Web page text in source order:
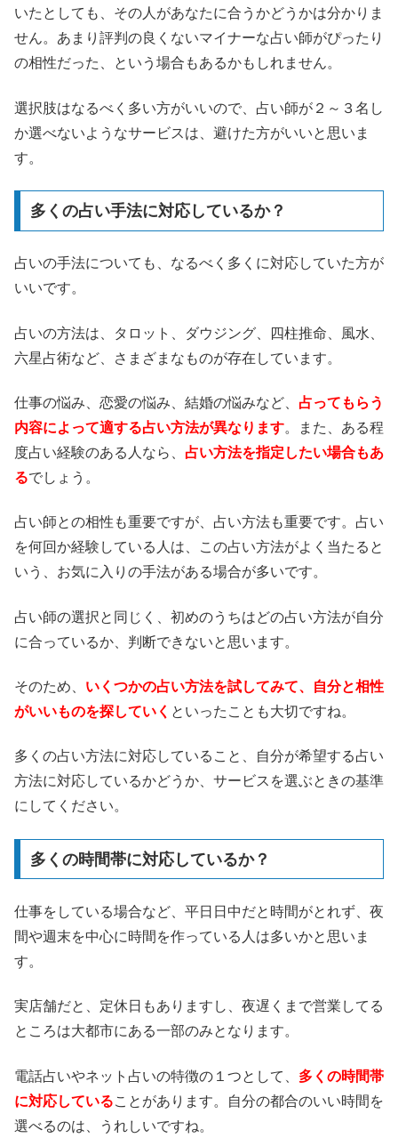
いたとしても、その人があなたに合うかどうかは分かりま
せん。あまり評判の良くないマイナーな占い師がぴったり
の相性だった、という場合もあるかもしれません。
選択肢はなるべく多い方がいいので、占い師が２～３名し
か選べないようなサービスは、避けた方がいいと思いま
す。
多くの占い手法に対応しているか？
占いの手法についても、なるべく多くに対応していた方が
いいです。
占いの方法は、タロット、ダウジング、四柱推命、風水、
六星占術など、さまざまなものが存在しています。
仕事の悩み、恋愛の悩み、結婚の悩みなど、 占ってもらう
内容によって適する占い方法が異なります。また、ある程
度占い経験のある人なら、 占い方法を指定したい場合もあ
るでしょう。
占い師との相性も重要ですが、占い方法も重要です。占い
を何回か経験している人は、この占い方法がよく当たると
いう、お気に入りの手法がある場合が多いです。
占い師の選択と同じく、初めのうちはどの占い方法が自分
に合っているか、判断できないと思います。
そのため、 いくつかの占い方法を試してみて、自分と相性
がいいものを探していく といったことも大切ですね。
多くの占い方法に対応していること、自分が希望する占い
方法に対応しているかどうか、サービスを選ぶときの基準
にしてください。
多くの時間帯に対応しているか？
仕事をしている場合など、平日日中だと時間がとれず、夜
間や週末を中心に時間を作っている人は多いかと思いま
す。
実店舗だと、定休日もありますし、夜遅くまで営業してる
ところは大都市にある一部のみとなります。
電話占いやネット占いの特徴の１つとして、 多くの時間帯
に対応していることがあります。自分の都合のいい時間を
選べるのは、うれしいですね。